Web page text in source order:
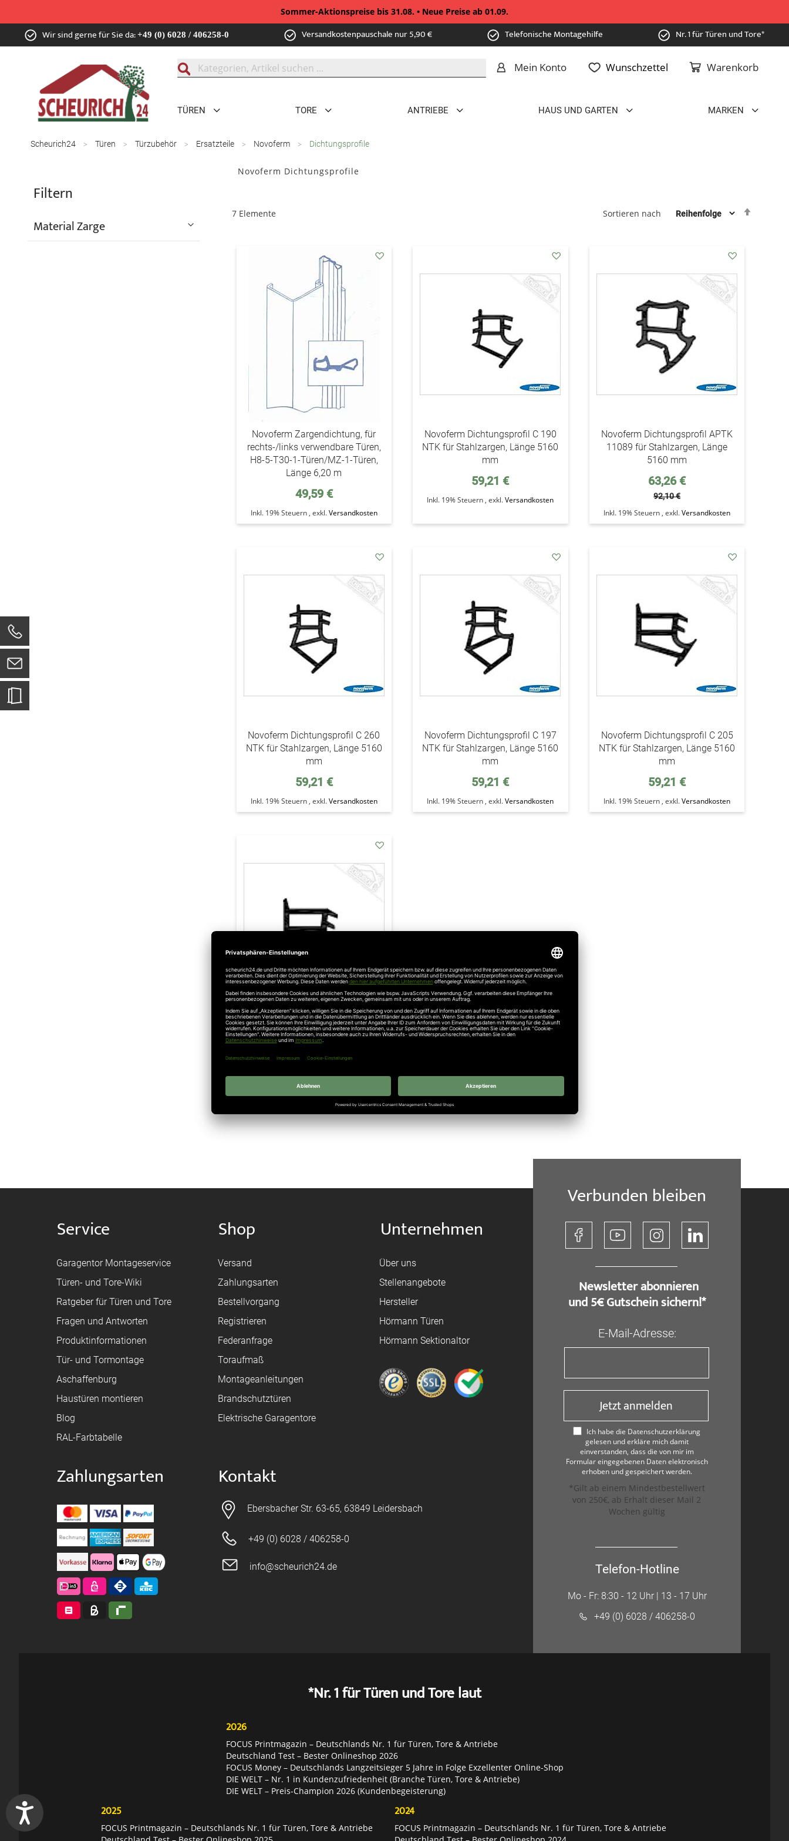
Sommer-Aktionspreise bis 31.08. • Neue Preise ab 01.09.
Zum
Inhalt Wir sind gerne für Sie da:+49 (0) 6028 / 406258-0 Versandkostenpauschale nur 5,90 € Telefonische Montagehilfe Nr. 1 für Türen und Tore*
Warenkorb
Mein Konto Wunschzettel
TÜREN TORE ANTRIEBE HAUS UND GARTEN MARKEN
Scheurich24 Türen Türzubehör Ersatzteile Novoferm Dichtungsprofile
Novoferm Dichtungsprofile
7Elemente Sortieren nach
Novoferm Zargendichtung, für
rechts-/links verwendbare Türen,
H8-5-T30-1-Türen/MZ-1-Türen,
Länge 6,20 m
49,59 €
Inkl. 19% Steuern , exkl.Versandkosten
Wunschzettel
Novoferm Dichtungsprofil C 190
NTK für Stahlzargen, Länge 5160
mm
59,21 €
Inkl. 19% Steuern ,exkl.Versandkosten
Wunschzettel
Novoferm Dichtungsprofil APTK
11089 für Stahlzargen, Länge
5160 mm
Sonderpreis
63,26 €
92,10 €
Inkl. 19% Steuern ,exkl.Versandkosten
Novoferm Dichtungsprofil C 260
NTK für Stahlzargen, Länge 5160
mm
59,21 €
Inkl. 19% Steuern , exkl.Versandkosten
Wunschzettel
Novoferm Dichtungsprofil C 197
NTK für Stahlzargen, Länge 5160
mm
59,21 €
Inkl. 19% Steuern ,exkl.Versandkosten
Wunschzettel
Novoferm Dichtungsprofil C 205
NTK für Stahlzargen, Länge 5160
mm
59,21 €
Inkl. 19% Steuern ,exkl.Versandkosten
Wunschzettel
Novoferm Dichtungsprofil C 210
NTK für Stahlzargen, Länge 5160
Inkl. 19% Steuern,exkl.
Filtern
Material Zarge
Service
Garagentor Montageservice
Türen- und Tore-Wiki
Ratgeber für Türen und Tore
Fragen und Antworten
Produktinformationen
Tür- und Tormontage
Aschaffenburg
Haustüren montieren
Blog
RAL-Farbtabelle
Shop
Versand
Zahlungsarten
Bestellvorgang
Registrieren
Federanfrage
Toraufmaß
Montageanleitungen
Brandschutztüren
Elektrische Garagentore
Unternehmen
Über uns
Stellenangebote
Hersteller
Hörmann Türen
Hörmann Sektionaltor
Zahlungsarten Kontakt
Ebersbacher Str. 63-65, 63849 Leidersbach
+49 (0) 6028 / 406258-0
info@scheurich24.de
Verbunden bleiben
​ Newsletter abonnieren
und 5€ Gutschein sichern!*
E-Mail-Adresse:
Jetzt anmelden
Ich habe die Datenschutzerklärung
gelesen und erkläre mich damit
einverstanden, dass die von mir im
Formular eingegebenen Daten elektronisch
erhoben und gespeichert werden.
*Gilt ab einem Mindestbestellwert
von 250€, ab Erhalt dieser Mail 2
Wochen gültig
Telefon-Hotline
Mo - Fr: 8:30 - 12 Uhr | 13 - 17 Uhr
+49 (0) 6028 / 406258-0
*Nr. 1 für Türen und Tore laut
2026
FOCUS Printmagazin – Deutschlands Nr. 1 für Türen, Tore & Antriebe
Deutschland Test – Bester Onlineshop 2026
FOCUS Money – Deutschlands Langzeitsieger 5 Jahre in Folge Exzellenter Online-Shop
DIE WELT – Nr. 1 in Kundenzufriedenheit (Branche Türen, Tore & Antriebe)
DIE WELT – Preis-Champion 2026 (Kundenbegeisterung)
2025
FOCUS Printmagazin – Deutschlands Nr. 1 für Türen, Tore & Antriebe
2024
FOCUS Printmagazin – Deutschlands Nr. 1 für Türen, Tore & Antriebe